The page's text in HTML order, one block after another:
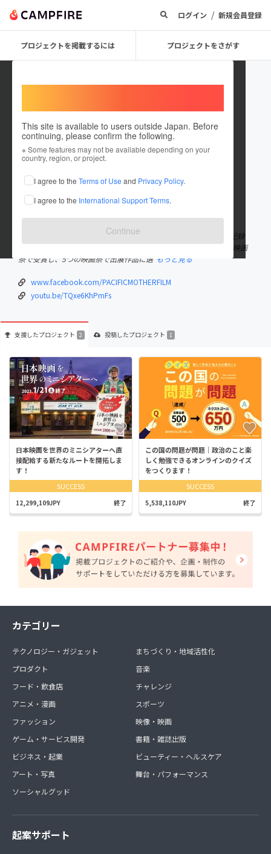
ログイン / 新規会員登録
プロジェクトを掲載するには プロジェクトをさがす
This site is available to users outside Japan. Before
continuing, please confirm the following.
※ Some features may not be available depending on your
country, region, or project.
I agree to the Terms of Use and Privacy Policy.
I agree to the International Support Terms.
Continue
Pacific Mother Film
これまでに2回支援して1件のプロジェクトを投稿しています
在住国：日本 現在地：東京都
出身国：日本 出身地：東京都
2019年9月に公開した『Water Baby』は、再生回数が800万回を記録
し、世界中から大きな反響をいただきました。さらに、世界3つの映画
祭で受賞し、5つの映画祭で出展作品に選 もっと見る
www.facebook.com/PACIFICMOTHERFILM
youtu.be/TQxe6KhPmFs
支援したプロジェクト 2 投稿したプロジェクト 1
日本映画を世界のミニシアターへ直
接配給する新たなルートを開拓しま
す！
SUCCESS
12,299,109JPY 終了
この国の問題が問題｜政治のこと楽
しく勉強できるオンラインのクイズ
をつくります！
SUCCESS
5,538,110JPY 終了
カテゴリー
テクノロジー・ガジェット
プロダクト
フード・飲食店
アニメ・漫画
ファッション
ゲーム・サービス開発
ビジネス・起業
アート・写真
ソーシャルグッド
まちづくり・地域活性化
音楽
チャレンジ
スポーツ
映像・映画
書籍・雑誌出版
ビューティー・ヘルスケア
舞台・パフォーマンス
起案サポート